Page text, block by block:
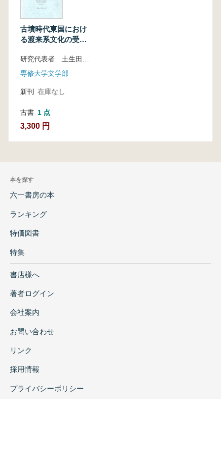
古墳時代東国におけ
る渡来系文化の受容
専修大学文学部
新刊 在庫なし
古書 1 点
3,300 円
本を探す
六一書房の本
ランキング
特価図書
特集
書店様へ
著者ログイン
会社案内
お問い合わせ
リンク
採用情報
プライバシーポリシー